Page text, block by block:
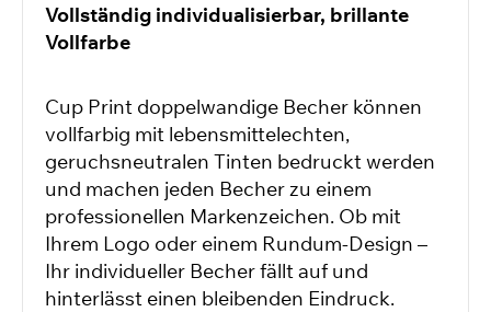
Vollständig individualisierbar, brillante
Vollfarbe
Cup Print doppelwandige Becher können
vollfarbig mit lebensmittelechten,
geruchsneutralen Tinten bedruckt werden
und machen jeden Becher zu einem
professionellen Markenzeichen. Ob mit
Ihrem Logo oder einem Rundum-Design –
Ihr individueller Becher fällt auf und
hinterlässt einen bleibenden Eindruck.